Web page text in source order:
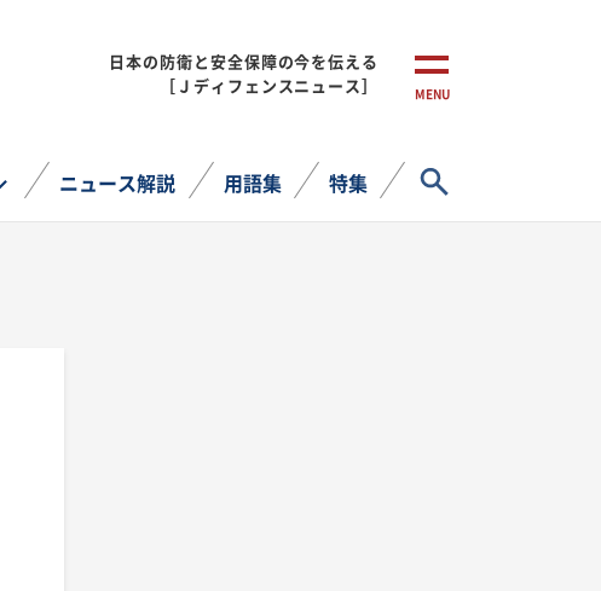
日本の防衛と安全保障の今を伝える
［Ｊディフェンスニュース］
MENU
ニュース解説 用語集 特集